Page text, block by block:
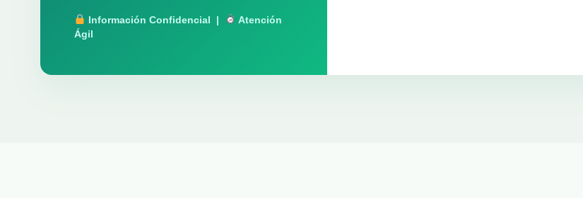
Información Confidencial |
Atención
Ágil